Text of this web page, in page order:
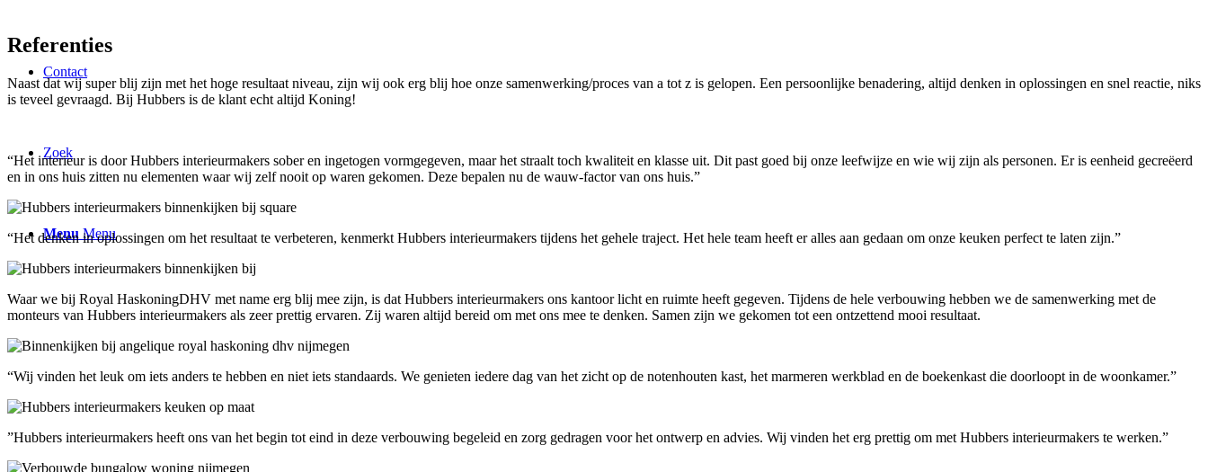
Contact
Zoek
Menu Menu
Referenties
Naast dat wij super blij zijn met het hoge resultaat niveau, zijn wij ook erg blij hoe onze samenwerking/proces van a tot z is gelopen. Een persoonlijke benadering, altijd denken in oplossingen en snel reactie, niks
is teveel gevraagd. Bij Hubbers is de klant echt altijd Koning!
“Het interieur is door Hubbers interieurmakers sober en ingetogen vormgegeven, maar het straalt toch kwaliteit en klasse uit. Dit past goed bij onze leefwijze en wie wij zijn als personen. Er is eenheid gecreëerd
en in ons huis zitten nu elementen waar wij zelf nooit op waren gekomen. Deze bepalen nu de wauw-factor van ons huis.”
“Het denken in oplossingen om het resultaat te verbeteren, kenmerkt Hubbers interieurmakers tijdens het gehele traject. Het hele team heeft er alles aan gedaan om onze keuken perfect te laten zijn.”
Waar we bij Royal HaskoningDHV met name erg blij mee zijn, is dat Hubbers interieurmakers ons kantoor licht en ruimte heeft gegeven. Tijdens de hele verbouwing hebben we de samenwerking met de
monteurs van Hubbers interieurmakers als zeer prettig ervaren. Zij waren altijd bereid om met ons mee te denken. Samen zijn we gekomen tot een ontzettend mooi resultaat.
“Wij vinden het leuk om iets anders te hebben en niet iets standaards. We genieten iedere dag van het zicht op de notenhouten kast, het marmeren werkblad en de boekenkast die doorloopt in de woonkamer.”
”Hubbers interieurmakers heeft ons van het begin tot eind in deze verbouwing begeleid en zorg gedragen voor het ontwerp en advies. Wij vinden het erg prettig om met Hubbers interieurmakers te werken.”